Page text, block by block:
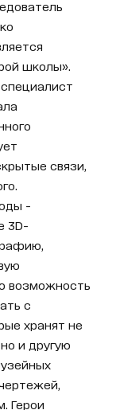
школы».
связи,
-
3D-
возможность
с
хранят не
и другую
Герои